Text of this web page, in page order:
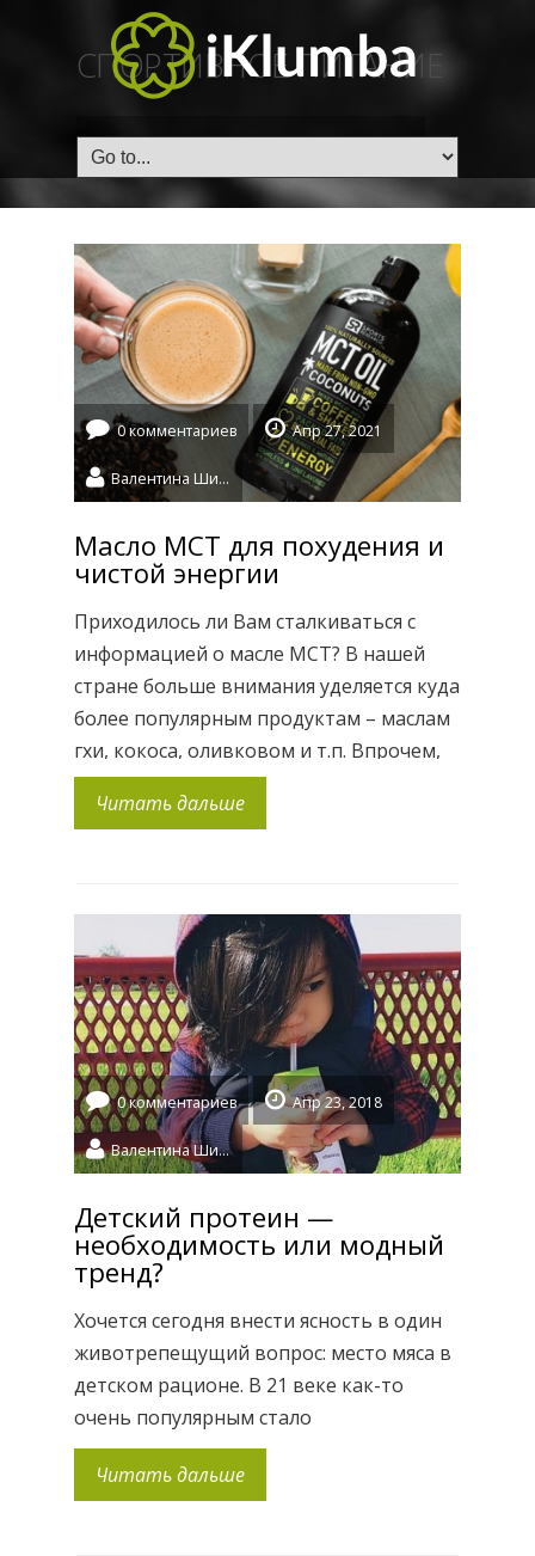
СПОРТИВНОЕ ПИТАНИЕ
ГЛАВНАЯ/Спортивное питание
0 комментариев Апр 27, 2021
Валентина Шидловская
Масло MCT для похудения и
чистой энергии
Приходилось ли Вам сталкиваться с
информацией о масле MCT? В нашей
стране больше внимания уделяется куда
более популярным продуктам – маслам
гхи, кокоса, оливковом и т.п. Впрочем,
сравнивать масло МСТ с любым из
хорошо известных вам масел нет
особенности среднецепочечных жиров
MCT Oil, […]
Читать дальше
0 комментариев Апр 23, 2018
Валентина Шидловская
Детский протеин —
необходимость или модный
тренд?
Хочется сегодня внести ясность в один
животрепещущий вопрос: место мяса в
детском рационе. В 21 веке как-то
очень популярным стало
вегетарианство, особенно в западных
странах, замучившихся от бессовестно
Читать дальше